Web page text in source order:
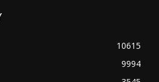
10615
9994